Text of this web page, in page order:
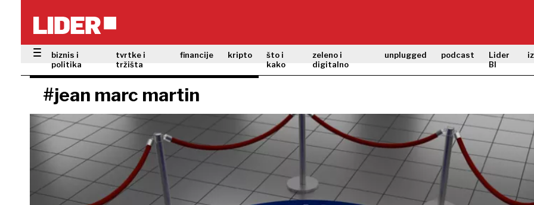
biznis i
politika
tvrtke i
tržišta
financije kripto
što i
kako
zeleno i
digitalno
unplugged podcast
Lider
BI
#jean marc martin